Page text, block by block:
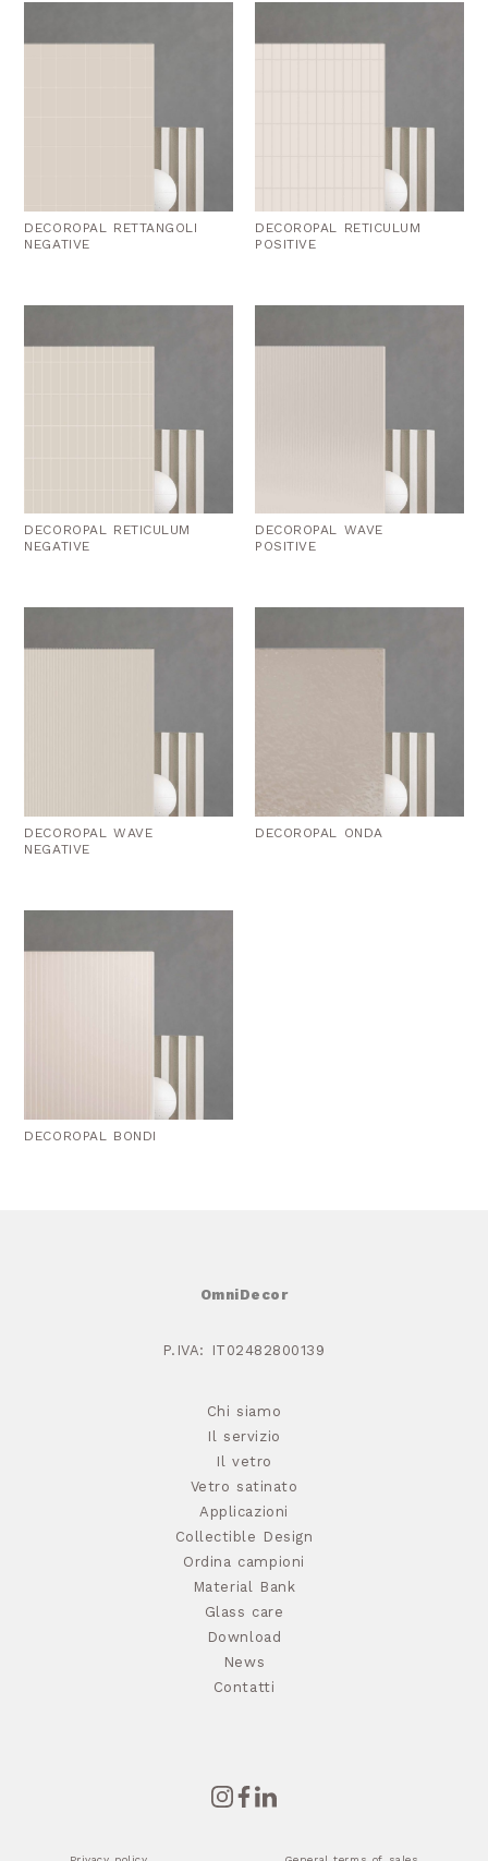
DECOROPAL RETTANGOLI
NEGATIVE
DECOROPAL RETICULUM
POSITIVE
DECOROPAL RETICULUM
NEGATIVE
DECOROPAL WAVE
POSITIVE
DECOROPAL WAVE
NEGATIVE
DECOROPAL ONDA
DECOROPAL BONDI
OmniDecor
P.IVA: IT02482800139
Chi siamo
Il servizio
Il vetro
Vetro satinato
Applicazioni
Collectible Design
Ordina campioni
Material Bank
Glass care
Download
News
Contatti